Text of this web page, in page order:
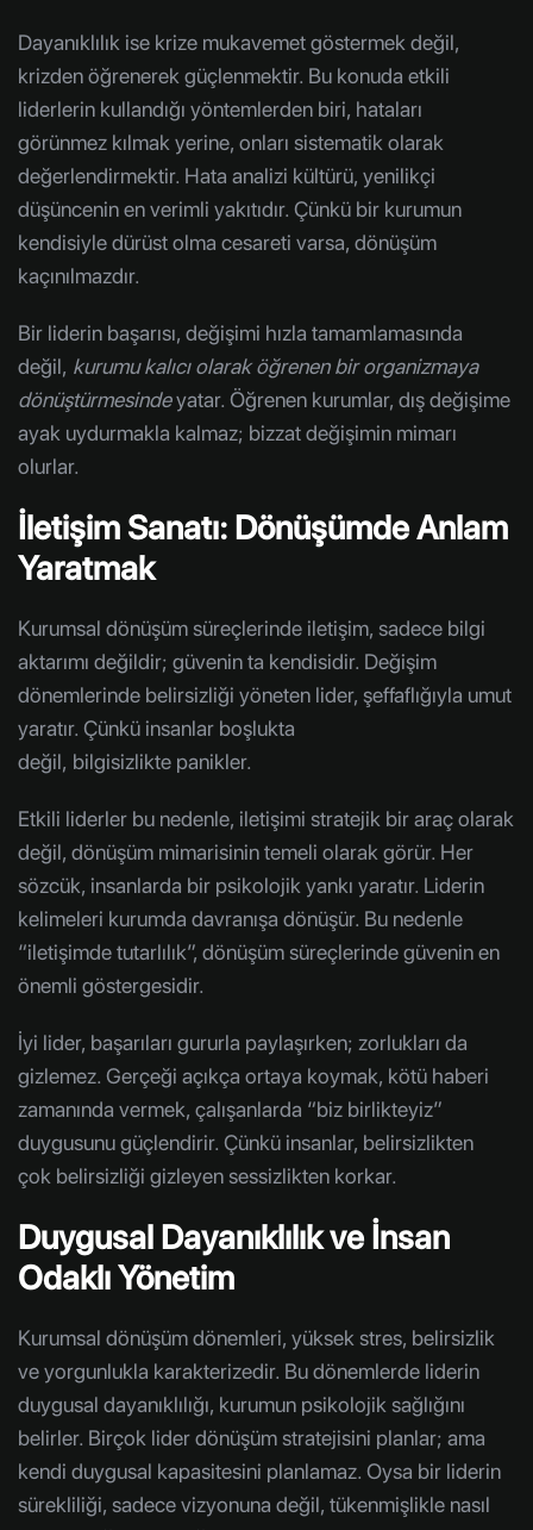
Dayanıklılık ise krize mukavemet göstermek değil,
krizden öğrenerek güçlenmektir. Bu konuda etkili
liderlerin kullandığı yöntemlerden biri, hataları
görünmez kılmak yerine, onları sistematik olarak
değerlendirmektir. Hata analizi kültürü, yenilikçi
düşüncenin en verimli yakıtıdır. Çünkü bir kurumun
kendisiyle dürüst olma cesareti varsa, dönüşüm
kaçınılmazdır.
Bir liderin başarısı, değişimi hızla tamamlamasında
değil, kurumu kalıcı olarak öğrenen bir organizmaya
dönüştürmesindeyatar. Öğrenen kurumlar, dış değişime
ayak uydurmakla kalmaz; bizzat değişimin mimarı
olurlar.
İletişim Sanatı: Dönüşümde Anlam
Yaratmak
Kurumsal dönüşüm süreçlerinde iletişim, sadece bilgi
aktarımı değildir; güvenin ta kendisidir. Değişim
dönemlerinde belirsizliği yöneten lider, şeffaflığıyla umut
yaratır. Çünkü insanlar boşlukta
değil, bilgisizlikte panikler.
Etkili liderler bu nedenle, iletişimi stratejik bir araç olarak
değil, dönüşüm mimarisinin temeli olarak görür. Her
sözcük, insanlarda bir psikolojik yankı yaratır. Liderin
kelimeleri kurumda davranışa dönüşür. Bu nedenle
“iletişimde tutarlılık”, dönüşüm süreçlerinde güvenin en
önemli göstergesidir.
İyi lider, başarıları gururla paylaşırken; zorlukları da
gizlemez. Gerçeği açıkça ortaya koymak, kötü haberi
zamanında vermek, çalışanlarda “biz birlikteyiz”
duygusunu güçlendirir. Çünkü insanlar, belirsizlikten
çok belirsizliği gizleyen sessizlikten korkar.
Duygusal Dayanıklılık ve İnsan
Odaklı Yönetim
Kurumsal dönüşüm dönemleri, yüksek stres, belirsizlik
ve yorgunlukla karakterizedir. Bu dönemlerde liderin
duygusal dayanıklılığı, kurumun psikolojik sağlığını
belirler. Birçok lider dönüşüm stratejisini planlar; ama
kendi duygusal kapasitesini planlamaz. Oysa bir liderin
sürekliliği, sadece vizyonuna değil, tükenmişlikle nasıl